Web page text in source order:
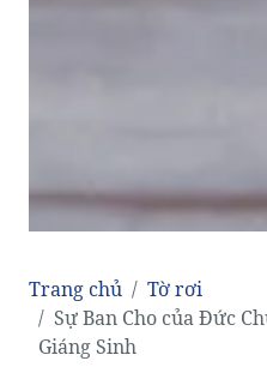
Trang chủ
Tờ rơi
Sự Ban Cho của Đức
Giáng Sinh